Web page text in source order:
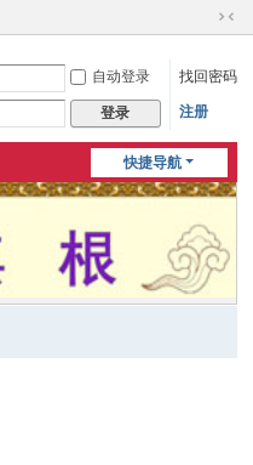
切
到
自动登录 找回密码
登录 注册
快捷导航